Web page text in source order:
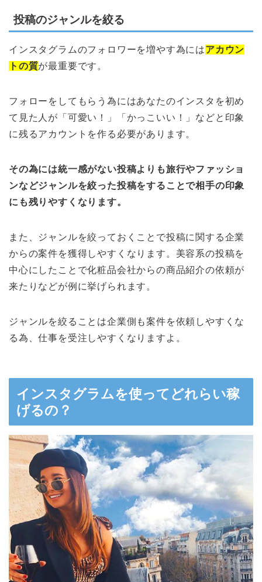
投稿のジャンルを絞る
インスタグラムのフォロワーを増やす為にはアカウン
トの質が最重要です。
フォローをしてもらう為にはあなたのインスタを初め
て見た人が「可愛い！」「かっこいい！」などと印象
に残るアカウントを作る必要があります。
その為には統一感がない投稿よりも旅行やファッショ
ンなどジャンルを絞った投稿をすることで相手の印象
にも残りやすくなります。
また、ジャンルを絞っておくことで投稿に関する企業
からの案件を獲得しやすくなります。美容系の投稿を
中心にしたことで化粧品会社からの商品紹介の依頼が
来たりなどが例に挙げられます。
ジャンルを絞ることは企業側も案件を依頼しやすくな
る為、仕事を受注しやすくなりますよ。
インスタグラムを使ってどれらい稼
げるの？